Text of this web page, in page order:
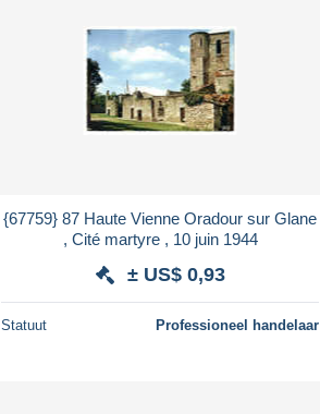
{67759} 87 Haute Vienne Oradour sur Glane
, Cité martyre , 10 juin 1944
± US$ 0,93
Statuut Professioneel handelaar